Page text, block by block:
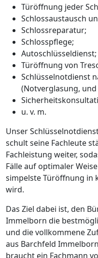
Türöffnung jeder
Schlossaustausch
Schlossreparatur;
Schlosspflege;
Autoschlüsseldienst;
Türöffnung von
Schlüsselnotdienst
(Notverglasung,
u. v. m.
Unser
schult seine Fachleute
Fachleistung weiter,
Fälle auf optimaler
simpelste Türöffnung in
wird.
Das Ziel dabei ist, den
Immelborn die
und die vollkommene
aus Barchfeld
braucht ein Fachmann